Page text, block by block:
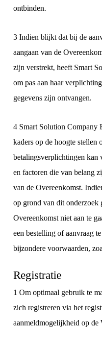
ontbinden.
3 Indien blijkt dat bij de
aangaan van de
zijn verstrekt, heeft Smart
om pas aan haar
gegevens zijn ontvangen.
4 Smart Solution
kaders op de hoogte stellen
betalingsverplichtingen kan
en factoren die van belang
van de Overeenkomst.
op grond van dit onderzoek
Overeenkomst niet aan te
een bestelling of aanvraag
bijzondere voorwaarden,
Registratie
1 Om optimaal gebruik te
zich registreren via het
aanmeldmogelijkheid op de